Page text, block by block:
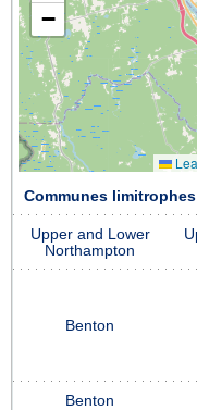
−
Communes
Upper and Lower
Northampton
Benton
Benton